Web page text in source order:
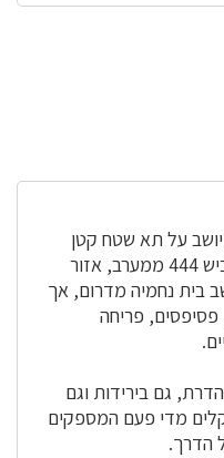
על תא שטח קטן
התחום על ידי כביש 6 ממזרח, כביש 444 ממערב, אזור
בית נחמיה מדרום, אך
פסיפסים, פריחה
גם בירידות וגם
מדי פעם המספקים
הדרך.